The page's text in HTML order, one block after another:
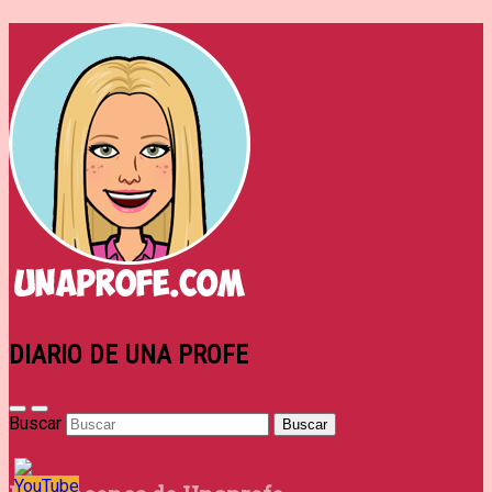
DIARIO DE UNA PROFE
Buscar